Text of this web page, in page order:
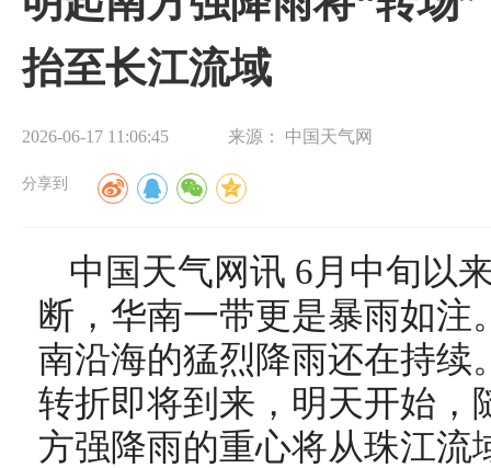
抬至长江流域
2026-06-17 11:06:45 来源： 中国天气网
分享到
中国天气网讯 6月中旬以
断，华南一带更是暴雨如注
南沿海的猛烈降雨还在持续
转折即将到来，明天开始，
方强降雨的重心将从珠江流